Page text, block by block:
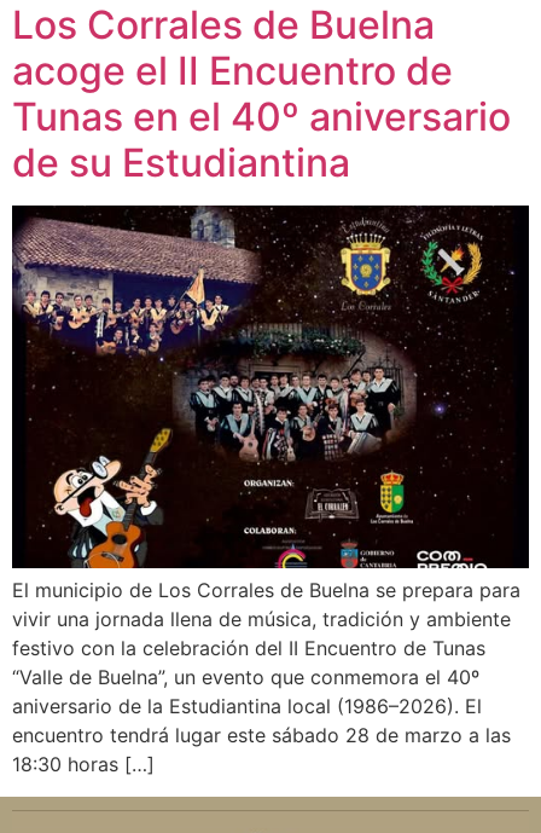
Los Corrales de Buelna
acoge el II Encuentro de
Tunas en el 40º aniversario
de su Estudiantina
El municipio de Los Corrales de Buelna se prepara para
vivir una jornada llena de música, tradición y ambiente
festivo con la celebración del II Encuentro de Tunas
“Valle de Buelna”, un evento que conmemora el 40º
aniversario de la Estudiantina local (1986–2026). El
encuentro tendrá lugar este sábado 28 de marzo a las
18:30 horas […]